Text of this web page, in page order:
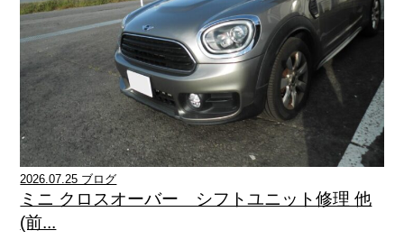
2026.07.25 ブログ
ミニ クロスオーバー シフトユニット修理 他
(前...